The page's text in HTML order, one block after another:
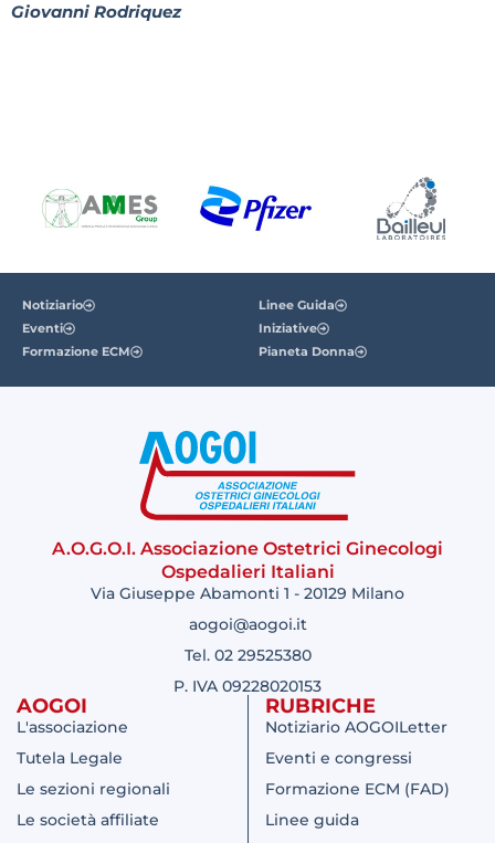
Giovanni Rodriquez
Notiziario
Eventi
Formazione ECM
Linee Guida
Iniziative
Pianeta Donna
A.O.G.O.I. Associazione Ostetrici Ginecologi
Ospedalieri Italiani
Via Giuseppe Abamonti 1 - 20129 Milano
aogoi@aogoi.it
Tel. 02 29525380
P. IVA 09228020153
AOGOI
L'associazione
Tutela Legale
Le sezioni regionali
Le società affiliate
RUBRICHE
Notiziario AOGOILetter
Eventi e congressi
Formazione ECM (FAD)
Linee guida